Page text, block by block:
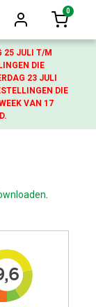
Login
0
25 JULI T/M
DIE
23 JULI
DIE
VAN 17